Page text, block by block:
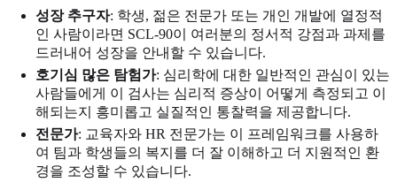
성장 추구자: 학생, 젊은 전문가 또는 개인 개발에 열정적
인 사람이라면 SCL-90이 여러분의 정서적 강점과 과제를
드러내어 성장을 안내할 수 있습니다.
호기심 많은 탐험가: 심리학에 대한 일반적인 관심이 있는
사람들에게 이 검사는 심리적 증상이 어떻게 측정되고 이
해되는지 흥미롭고 실질적인 통찰력을 제공합니다.
전문가: 교육자와 HR 전문가는 이 프레임워크를 사용하
여 팀과 학생들의 복지를 더 잘 이해하고 더 지원적인 환
경을 조성할 수 있습니다.